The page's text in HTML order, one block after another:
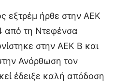
εξτρέμ ήρθε στην ΑΕΚ
από τη Ντεφένσα
στην ΑΕΚ Β και
Ανόρθωση τον
έδειξε καλή απόδοση